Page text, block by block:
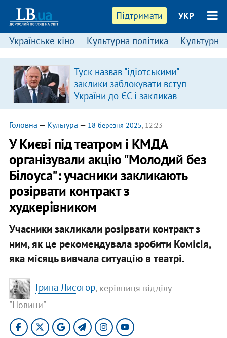
Підтримати УКР
Українське кіно Культурна політика Культурні
Туск назвав "ідіотськими"
заклики заблокувати вступ
України до ЄС і закликав
припинити антиукраїнську
риторику
Головна — Культура — 18 березня 2025, 12:23
У Києві під театром і КМДА
організували акцію "Молодий без
Білоуса": учасники закликають
розірвати контракт з
худкерівником
Учасники закликали розірвати контракт з
ним, як це рекомендувала зробити Комісія,
яка місяць вивчала ситуацію в театрі.
Ірина Лисогор, керівниця відділу
"Новини"